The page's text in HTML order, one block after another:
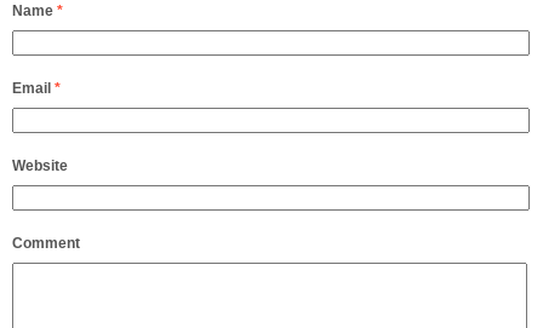
Name *
Email *
Website
Comment